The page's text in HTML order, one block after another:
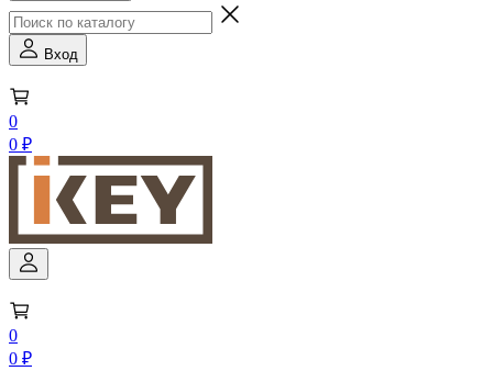
Вход
0
0 ₽
0
0 ₽